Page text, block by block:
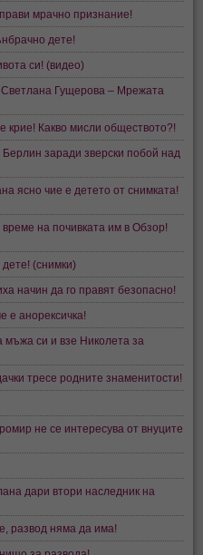
мрачно признание!
дете!
си! (видео)
Светлана Гущерова – Мрежата
крие! Какво мисли обществото?!
заради зверски побой над
ясно чие е детето от снимката!
на почивката им в Обзор!
(снимки)
начин да го правят безопасно!
е анорексичка!
мъжа си и взе Николета за
тресе родните знаменитости!
не се интересува от внуците
дари втори наследник на
развод няма да има!